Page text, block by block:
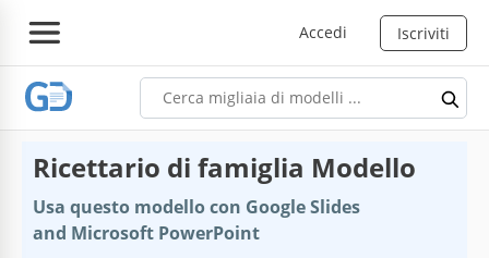
Accedi Iscriviti
Ricettario di famiglia Modello
Usa questo modello con Google Slides
and Microsoft PowerPoint